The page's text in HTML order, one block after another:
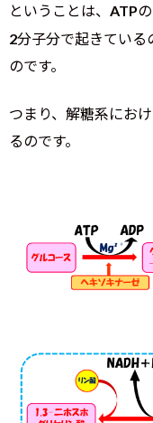
ということは、ATP
2分子分で起きている
のです。
つまり、解糖系にお
るのです。